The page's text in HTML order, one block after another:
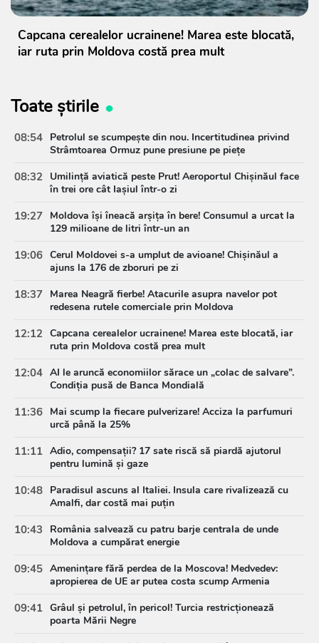
Capcana cerealelor ucrainene! Marea este blocată,
iar ruta prin Moldova costă prea mult
Toate știrile
08:54 Petrolul se scumpește din nou. Incertitudinea privind
Strâmtoarea Ormuz pune presiune pe piețe
08:32 Umilință aviatică peste Prut! Aeroportul Chișinăul face
în trei ore cât Iașiul într-o zi
19:27 Moldova își îneacă arșița în bere! Consumul a urcat la
129 milioane de litri într-un an
19:06 Cerul Moldovei s-a umplut de avioane! Chișinăul a
ajuns la 176 de zboruri pe zi
18:37 Marea Neagră fierbe! Atacurile asupra navelor pot
redesena rutele comerciale prin Moldova
12:12 Capcana cerealelor ucrainene! Marea este blocată, iar
ruta prin Moldova costă prea mult
12:04 AI le aruncă economiilor sărace un „colac de salvare”.
Condiția pusă de Banca Mondială
11:36 Mai scump la fiecare pulverizare! Acciza la parfumuri
urcă până la 25%
11:11 Adio, compensații? 17 sate riscă să piardă ajutorul
pentru lumină și gaze
10:48 Paradisul ascuns al Italiei. Insula care rivalizează cu
Amalfi, dar costă mai puțin
10:43
România salvează cu patru barje centrala de unde
Moldova a cumpărat energie
09:45 Amenințare fără perdea de la Moscova! Medvedev:
apropierea de UE ar putea costa scump Armenia
09:41 Grâul și petrolul, în pericol! Turcia restricționează
poarta Mării Negre